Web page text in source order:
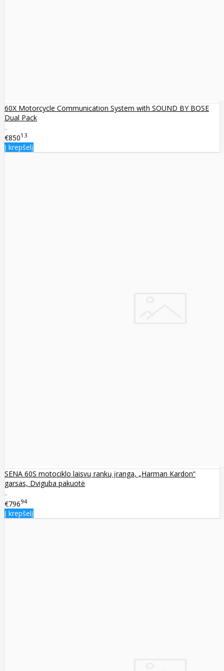
60X Motorcycle Communication System with SOUND BY BOSE
Dual Pack
..
€85013
Į krepšelį
SENA 60S motociklo laisvų rankų įranga, „Harman Kardon“
garsas, Dviguba pakuotė
..
€79694
Į krepšelį